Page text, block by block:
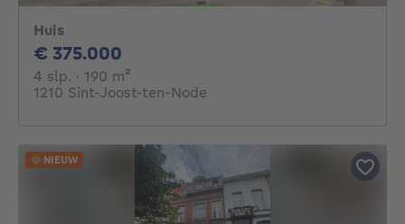
Huis
€ 375.000
4 slp. 4 slaapkamers
· 190 m²
1210 Sint-Joost-ten-Node
NIEUW